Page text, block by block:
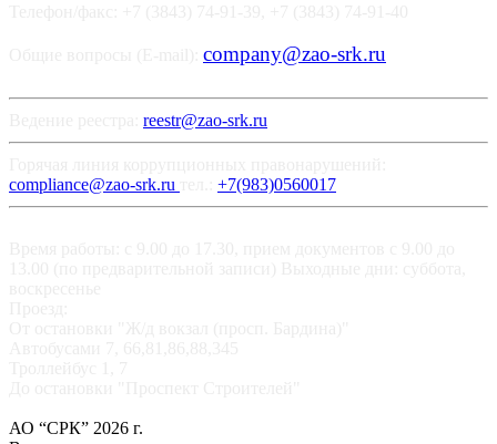
company@zao-srk.ru
reestr@zao-srk.ru
compliance@zao-srk.ru
+7(983)0560017
АО “СРК” 2026 г.